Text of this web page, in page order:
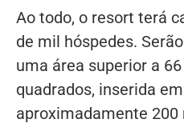
Ao todo, o resort terá
de mil hóspedes.
uma área superior a
quadrados, inserida
aproximadamente